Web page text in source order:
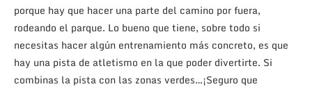
porque hay que hacer una parte del camino por fuera,
rodeando el parque. Lo bueno que tiene, sobre todo si
necesitas hacer algún entrenamiento más concreto, es que
hay una pista de atletismo en la que poder divertirte. Si
combinas la pista con las zonas verdes…¡Seguro que